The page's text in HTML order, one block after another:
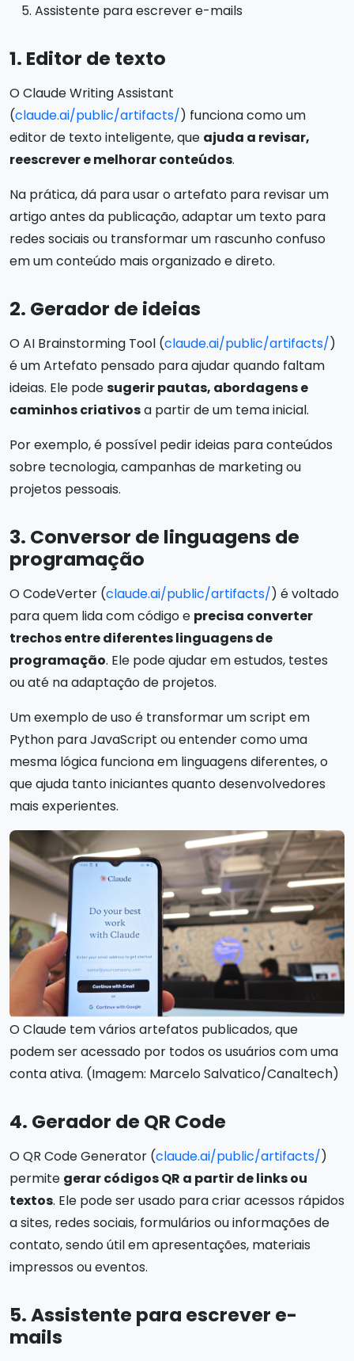
Assistente para escrever e-mails
1. Editor de texto
O Claude Writing Assistant
(claude.ai/public/artifacts/) funciona como um
editor de texto inteligente, que ajuda a revisar,
reescrever e melhorar conteúdos.
Na prática, dá para usar o artefato para revisar um
artigo antes da publicação, adaptar um texto para
redes sociais ou transformar um rascunho confuso
em um conteúdo mais organizado e direto.
2. Gerador de ideias
O AI Brainstorming Tool (claude.ai/public/artifacts/)
é um Artefato pensado para ajudar quando faltam
ideias. Ele podesugerir pautas, abordagens e
caminhos criativosa partir de um tema inicial.
Por exemplo, é possível pedir ideias para conteúdos
sobre tecnologia, campanhas de marketing ou
projetos pessoais.
3. Conversor de linguagens de
programação
O CodeVerter (claude.ai/public/artifacts/) é voltado
para quem lida com código e precisa converter
trechos entre diferentes linguagens de
programação. Ele pode ajudar em estudos, testes
ou até na adaptação de projetos.
Um exemplo de uso é transformar um script em
Python para JavaScript ou entender como uma
mesma lógica funciona em linguagens diferentes, o
que ajuda tanto iniciantes quanto desenvolvedores
mais experientes.
O Claude tem vários artefatos publicados, que
podem ser acessado por todos os usuários com uma
conta ativa. (Imagem: Marcelo Salvatico/Canaltech)
4. Gerador de QR Code
O QR Code Generator (claude.ai/public/artifacts/)
permite gerar códigos QR a partir de links ou
textos. Ele pode ser usado para criar acessos rápidos
a sites, redes sociais, formulários ou informações de
contato, sendo útil em apresentações, materiais
impressos ou eventos.
5. Assistente para escrever e-
mails